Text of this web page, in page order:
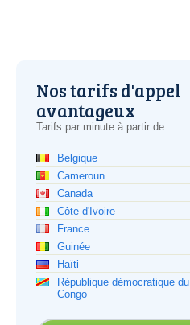
Nos tarifs d'appel
avantageux
Tarifs par minute à partir de :
Belgique
Cameroun
Canada
Côte d'Ivoire
France
Guinée
Haïti
République démocratique du
Congo